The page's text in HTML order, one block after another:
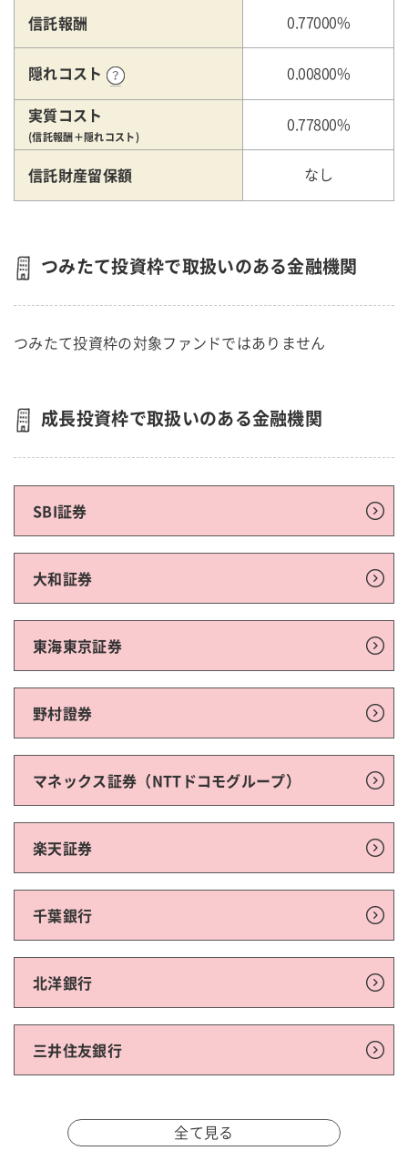
信託報酬 0.77000%
隠れコスト 0.00800%
実質コスト
(信託報酬＋隠れコスト)
0.77800%
信託財産留保額 なし
つみたて投資枠で取扱いのある金融機関
つみたて投資枠の対象ファンドではありません
成長投資枠で取扱いのある金融機関
SBI証券
大和証券
東海東京証券
野村證券
マネックス証券（NTTドコモグループ）
楽天証券
千葉銀行
北洋銀行
三井住友銀行
全て見る